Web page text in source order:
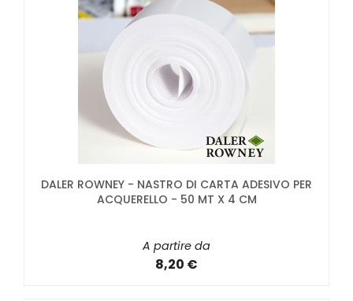
DALER ROWNEY - NASTRO DI CARTA ADESIVO PER
ACQUERELLO - 50 MT X 4 CM
A partire da
8,20 €